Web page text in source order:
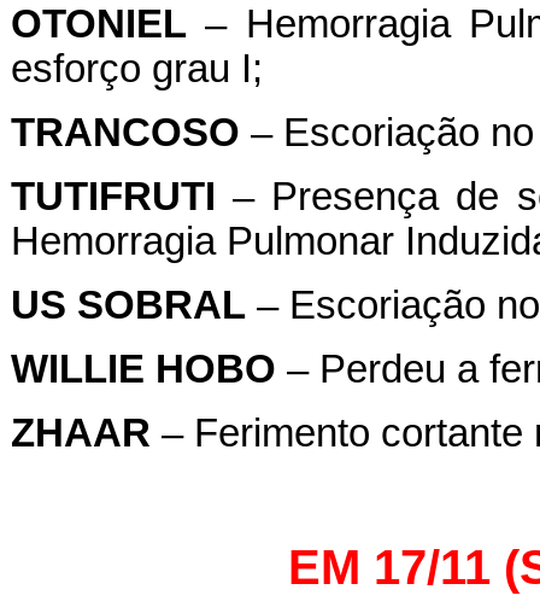
OTONIEL– Hemorragia
esforço grau I;
TRANCOSO – Escoriação
TUTIFRUTI – Presença de
Hemorragia Pulmonar
US SOBRAL– Escoriação
WILLIE HOBO – Perdeu a
ZHAAR – Ferimento cortante
EM 17/11